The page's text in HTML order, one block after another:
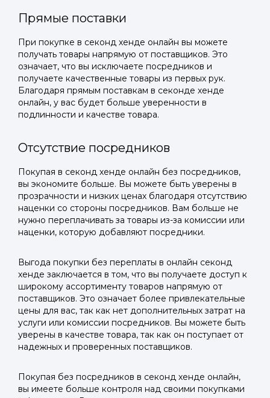
Прямые поставки
При покупке в секонд хенде онлайн вы можете
получать товары напрямую от поставщиков. Это
означает, что вы исключаете посредников и
получаете качественные товары из первых рук.
Благодаря прямым поставкам в секонде хенде
онлайн, у вас будет больше уверенности в
подлинности и качестве товара.
Отсутствие посредников
Покупая в секонд хенде онлайн без посредников,
вы экономите больше. Вы можете быть уверены в
прозрачности и низких ценах благодаря отсутствию
наценки со стороны посредников. Вам больше не
нужно переплачивать за товары из-за комиссии или
наценки, которую добавляют посредники.
Выгода покупки без переплаты в онлайн секонд
хенде заключается в том, что вы получаете доступ к
широкому ассортименту товаров напрямую от
поставщиков. Это означает более привлекательные
цены для вас, так как нет дополнительных затрат на
услуги или комиссии посредников. Вы можете быть
уверены в качестве товара, так как он поступает от
надежных и проверенных поставщиков.
Покупая без посредников в секонд хенде онлайн,
вы имеете больше контроля над своими покупками